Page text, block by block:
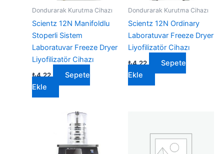
Dondurarak Kurutma Cihazı
Scientz 12N Manifoldlu
Stoperli Sistem
Laboratuvar Freeze Dryer
Liyofilizatör Cihazı
₺4,22
Sepete
Ekle
Dondurarak Kurutma Cihazı
Scientz 12N Ordinary
Laboratuvar Freeze Dryer
Liyofilizatör Cihazı
₺4,22
Sepete
Ekle